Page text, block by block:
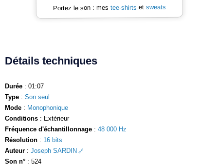
Portez le son : mes tee-shirts et sweats
Détails techniques
Durée : 01:07
Type : Son seul
Mode : Monophonique
Conditions : Extérieur
Fréquence d'échantillonnage : 48 000 Hz
Résolution : 16 bits
Auteur : Joseph SARDIN
Son n° : 524